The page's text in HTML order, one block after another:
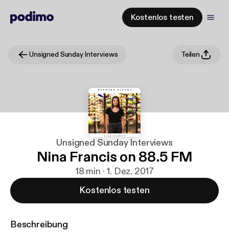
Kostenlos testen
Unsigned Sunday Interviews Teilen
Unsigned Sunday Interviews
Nina Francis on 88.5 FM
18 min · 1. Dez. 2017
Kostenlos testen
Beschreibung